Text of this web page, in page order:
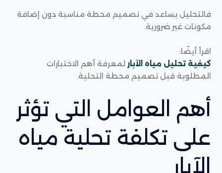
فالتحليل يساعد في تصميم محطة مناسبة دون إضافة
مكونات غير ضرورية.
اقرأ أيضًا:
كيفية تحليل مياه الآبار لمعرفة أهم الاختبارات
المطلوبة قبل تصميم محطة التحلية.
أهم العوامل التي تؤثر
على تكلفة تحلية مياه
الآبار